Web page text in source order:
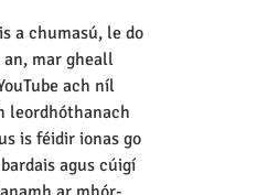
a chumasú, le do
mar gheall
ach níl
leordhóthanach
is féidir ionas go
agus cúigí